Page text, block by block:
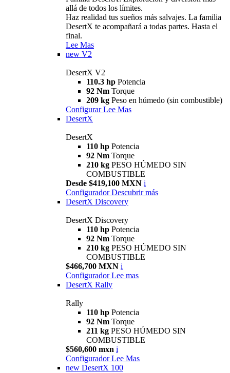
allá de todos los límites.
Haz realidad tus sueños más salvajes. La familia
DesertX te acompañará a todas partes. Hasta el
final.
Lee Mas
new V2
DesertX V2
110.3 hp Potencia
92 Nm Torque
209 kg Peso en húmedo (sin combustible)
Configurar Lee Mas
DesertX
DesertX
110 hp Potencia
92 Nm Torque
210 kg PESO HÚMEDO SIN
COMBUSTIBLE
Desde $419,100 MXN i
Configurador Descubrir más
DesertX Discovery
DesertX Discovery
110 hp Potencia
92 Nm Torque
210 kg PESO HÚMEDO SIN
COMBUSTIBLE
$466,700 MXN i
Configurador Lee mas
DesertX Rally
Rally
110 hp Potencia
92 Nm Torque
211 kg PESO HÚMEDO SIN
COMBUSTIBLE
$560,600 mxn i
Configurador Lee Mas
new DesertX 100